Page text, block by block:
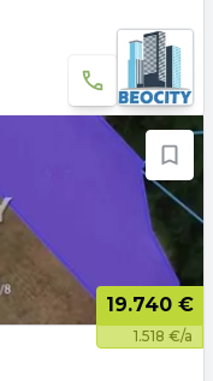
19.740 €
1.518 €/a